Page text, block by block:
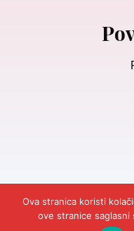
© 2026Ljepota&Zdravlje
Ova stranica koristi
ove stranice saglasni